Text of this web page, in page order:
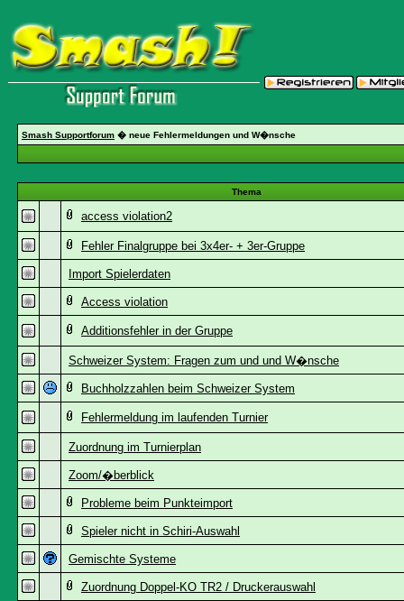
Smash Supportforum � neue Fehlermeldungen und W�nsche
Thema
access violation2
Fehler Finalgruppe bei 3x4er- + 3er-Gruppe
Import Spielerdaten
Access violation
Additionsfehler in der Gruppe
Schweizer System: Fragen zum und und W�nsche
Buchholzzahlen beim Schweizer System
Fehlermeldung im laufenden Turnier
Zuordnung im Turnierplan
Zoom/�berblick
Probleme beim Punkteimport
Spieler nicht in Schiri-Auswahl
Gemischte Systeme
Zuordnung Doppel-KO TR2 / Druckerauswahl